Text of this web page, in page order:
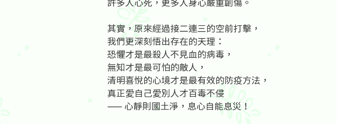
其實，原來經過接二連三的空前打擊，
我們更深刻悟出存在的天理：
恐懼才是最殺人不見血的病毒，
無知才是最可怕的敵人，
清明喜悅的心境才是最有效的防疫方法，
真正愛自己愛別人才百毒不侵
—— 心靜則國土淨，息心自能息災！